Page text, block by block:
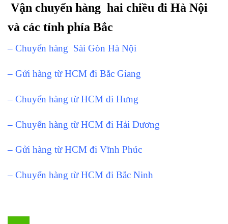
Vận chuyển hàng hai chiều đi Hà Nội
và các tỉnh phía Bắc
– Chuyển hàng Sài Gòn Hà Nội
– Gửi hàng từ HCM đi Bắc Giang
– Chuyển hàng từ HCM đi Hưng
– Chuyển hàng từ HCM đi Hải Dương
– Gửi hàng từ HCM đi Vĩnh Phúc
– Chuyển hàng từ HCM đi Bắc Ninh